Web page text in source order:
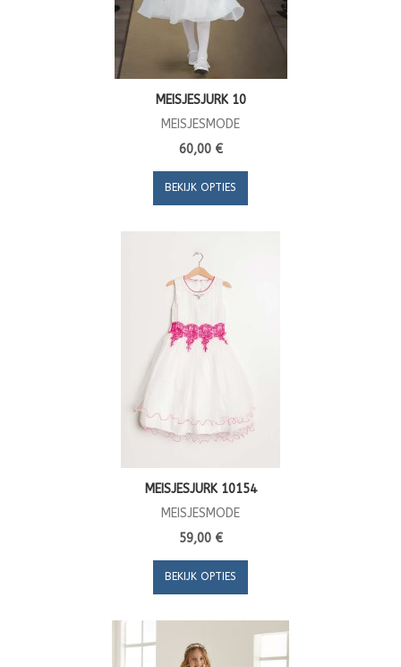
MEISJESJURK 10
MEISJESMODE
60,00 €
BEKIJK OPTIES
MEISJESJURK 10154
MEISJESMODE
59,00 €
BEKIJK OPTIES